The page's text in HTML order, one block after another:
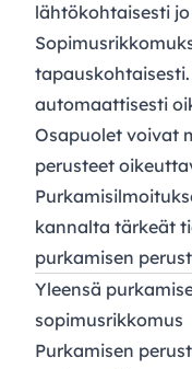
lähtökohtaisesti
automaattisesti
Osapuolet voivat
perusteet
kannalta tärkeät
purkamisen
Yleensä
sopimusrikkomus
Purkamisen